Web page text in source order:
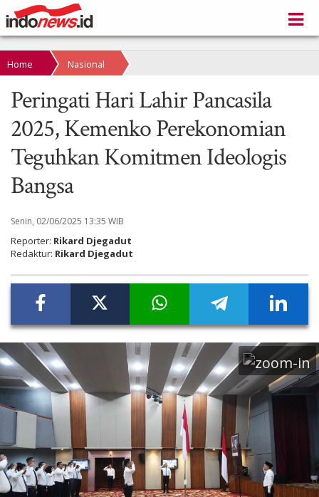
Home Nasional
Peringati Hari Lahir Pancasila
2025, Kemenko Perekonomian
Teguhkan Komitmen Ideologis
Bangsa
Senin, 02/06/2025 13:35 WIB
Reporter: Rikard Djegadut
Redaktur: Rikard Djegadut